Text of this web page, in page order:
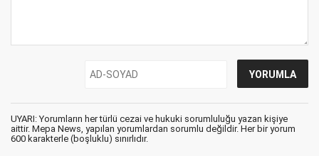
UYARI: Yorumların her türlü cezai ve hukuki sorumluluğu yazan kişiye
aittir. Mepa News, yapılan yorumlardan sorumlu değildir. Her bir yorum
600 karakterle (boşluklu) sınırlıdır.